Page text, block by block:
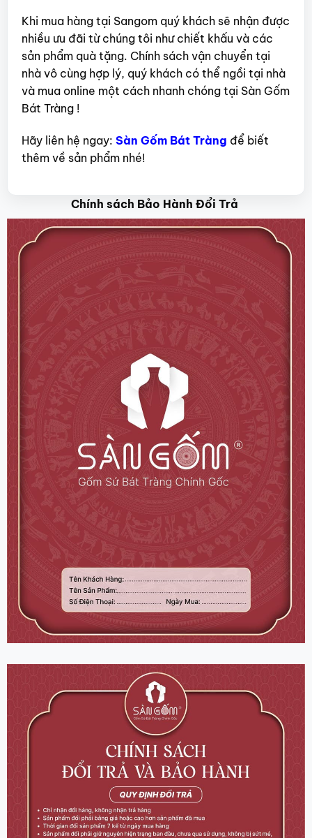
Khi mua hàng tại Sangom quý khách sẽ nhận được
nhiều ưu đãi từ chúng tôi như chiết khấu và các
sản phẩm quà tặng. Chính sách vận chuyển tại
nhà vô cùng hợp lý, quý khách có thể ngồi tại nhà
và mua online một cách nhanh chóng tại Sàn Gốm
Bát Tràng !
Hãy liên hệ ngay: Sàn Gốm Bát Tràng để biết
thêm về sản phẩm nhé!
Chính sách Bảo Hành Đổi Trả